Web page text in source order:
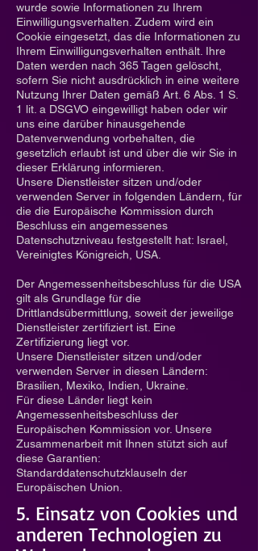
wurde sowie Informationen zu Ihrem
Einwilligungsverhalten. Zudem wird ein
Cookie eingesetzt, das die Informationen zu
Ihrem Einwilligungsverhalten enthält. Ihre
Daten werden nach 365 Tagen gelöscht,
sofern Sie nicht ausdrücklich in eine weitere
Nutzung Ihrer Daten gemäß Art. 6 Abs. 1 S.
1 lit. a DSGVO eingewilligt haben oder wir
uns eine darüber hinausgehende
Datenverwendung vorbehalten, die
gesetzlich erlaubt ist und über die wir Sie in
dieser Erklärung informieren.
Unsere Dienstleister sitzen und/oder
verwenden Server in folgenden Ländern, für
die die Europäische Kommission durch
Beschluss ein angemessenes
Datenschutzniveau festgestellt hat: Israel,
Vereinigtes Königreich, USA.
Der Angemessenheitsbeschluss für die USA
gilt als Grundlage für die
Drittlandsübermittlung, soweit der jeweilige
Dienstleister zertifiziert ist. Eine
Zertifizierung liegt vor.
Unsere Dienstleister sitzen und/oder
verwenden Server in diesen Ländern:
Brasilien, Mexiko, Indien, Ukraine.
Für diese Länder liegt kein
Angemessenheitsbeschluss der
Europäischen Kommission vor. Unsere
Zusammenarbeit mit Ihnen stützt sich auf
diese Garantien:
Standarddatenschutzklauseln der
Europäischen Union.
5. Einsatz von Cookies und
anderen Technologien zu